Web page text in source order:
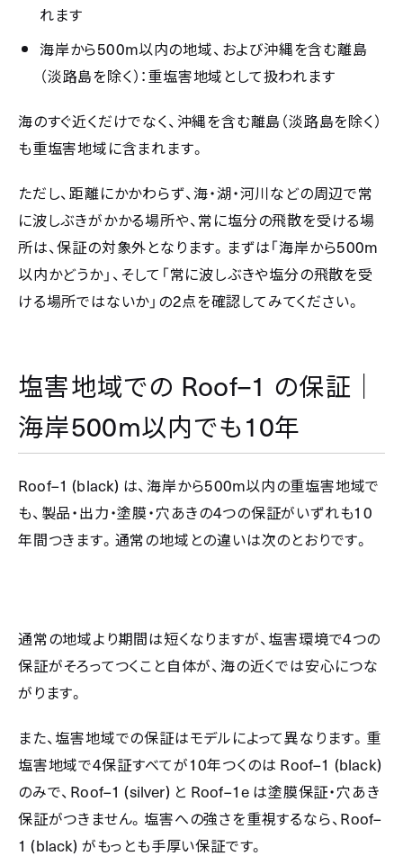
れます
海岸から500m以内の地域、および沖縄を含む離島
（淡路島を除く）：重塩害地域として扱われます
海のすぐ近くだけでなく、沖縄を含む離島（淡路島を除く）
も重塩害地域に含まれます。
ただし、距離にかかわらず、海・湖・河川などの周辺で常
に波しぶきがかかる場所や、常に塩分の飛散を受ける場
所は、保証の対象外となります。まずは「海岸から500m
以内かどうか」、そして「常に波しぶきや塩分の飛散を受
ける場所ではないか」の2点を確認してみてください。
塩害地域での Roof–1 の保証｜
海岸500m以内でも10年
Roof–1 (black) は、海岸から500m以内の重塩害地域で
も、製品・出力・塗膜・穴あきの4つの保証がいずれも10
年間つきます。通常の地域との違いは次のとおりです。
通常の地域より期間は短くなりますが、塩害環境で4つの
保証がそろってつくこと自体が、海の近くでは安心につな
がります。
また、塩害地域での保証はモデルによって異なります。重
塩害地域で4保証すべてが10年つくのは Roof–1 (black)
のみで、 Roof–1 (silver) と Roof–1e は塗膜保証・穴あき
保証がつきません。塩害への強さを重視するなら、 Roof–
1 (black) がもっとも手厚い保証です。